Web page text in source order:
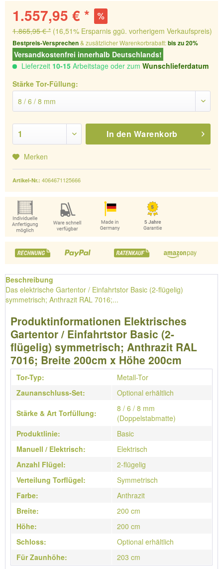
1.557,95 € *
1.865,95 € * (16,51% Ersparnis ggü. vorherigem Verkaufspreis)
Bestpreis-Versprechen& zusätzlicher Warenkorbrabatt:bis zu 20%
Versandkostenfrei innerhalb Deutschlands!
Lieferzeit 10-15 Arbeitstage oder zum Wunschlieferdatum
Stärke Tor-Füllung:
In den Warenkorb
Merken
Artikel-Nr.: 4064671125666
Beschreibung
Das elektrische Gartentor / Einfahrtstor Basic (2-flügelig)
symmetrisch; Anthrazit RAL 7016;...
Produktinformationen Elektrisches
Gartentor / Einfahrtstor Basic (2-
flügelig) symmetrisch; Anthrazit RAL
7016; Breite 200cm x Höhe 200cm
Tor-Typ:
Metall-Tor
Zaunanschluss-Set:
Optional erhältlich
Stärke & Art Torfüllung:
8 / 6 / 8 mm
(Doppelstabmatte)
Produktlinie:
Basic
Manuell / Elektrisch:
Elektrisch
Anzahl Flügel:
2-flügelig
Verteilung Torflügel:
Symmetrisch
Farbe:
Anthrazit
Breite:
200 cm
Höhe:
200 cm
Schloss:
Optional erhältlich
Für Zaunhöhe:
203 cm